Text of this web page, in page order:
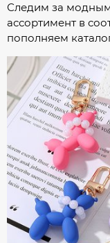
Следим за
ассортимент в
пополняем